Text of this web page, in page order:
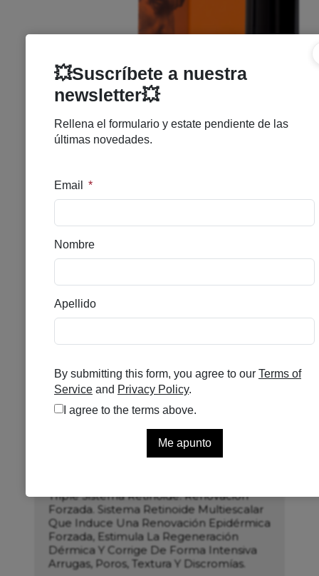
Se el primero en puntuar
Disponible
Triple Sistema Retinoide. Renovación
Forzada. Sistema Retinoide Multiescalar
Que Induce Una Renovación Epidérmica
Forzada, Estimula La Regeneración
Dérmica Y Corrige De Forma Intensiva
Arrugas, Poros, Textura Y Discromías.